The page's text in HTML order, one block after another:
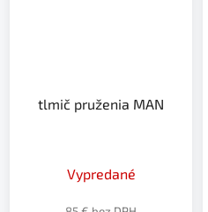
tlmič pruženia MAN
Vypredané